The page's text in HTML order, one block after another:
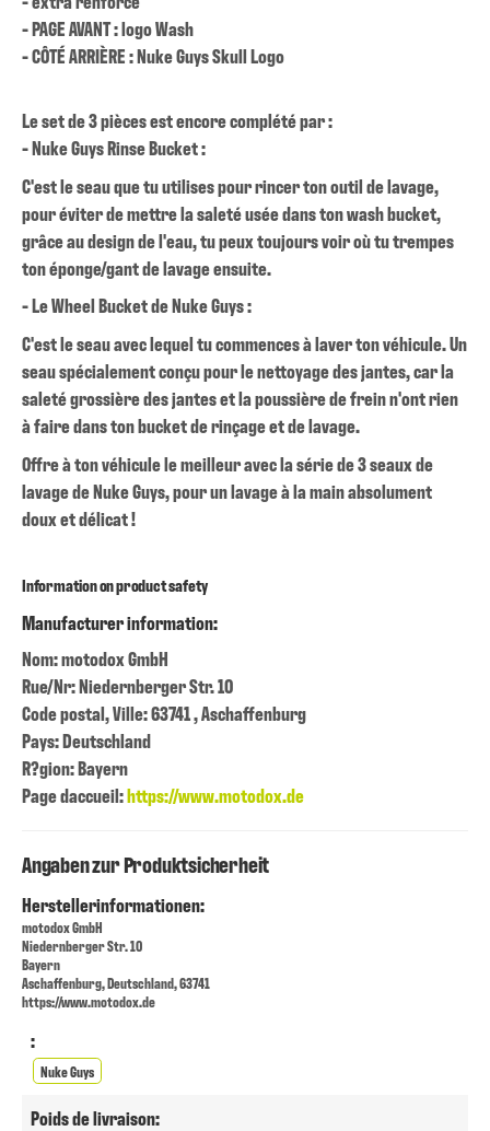
- PAGE AVANT : logo Wash
- CÔTÉ ARRIÈRE : Nuke Guys Skull Logo
Le set de 3 pièces est encore complété par :
- Nuke Guys Rinse Bucket :
C'est le seau que tu utilises pour rincer ton outil de lavage,
pour éviter de mettre la saleté usée dans ton wash bucket,
grâce au design de l'eau, tu peux toujours voir où tu trempes
ton éponge/gant de lavage ensuite.
- Le Wheel Bucket de Nuke Guys :
C'est le seau avec lequel tu commences à laver ton véhicule. Un
seau spécialement conçu pour le nettoyage des jantes, car la
saleté grossière des jantes et la poussière de frein n'ont rien
à faire dans ton bucket de rinçage et de lavage.
Offre à ton véhicule le meilleur avec la série de 3 seaux de
lavage de Nuke Guys, pour un lavage à la main absolument
doux et délicat !
Information on product safety
Manufacturer information:
Nom: motodox GmbH
Rue/Nr: Niedernberger Str. 10
Code postal, Ville: 63741 , Aschaffenburg
Pays: Deutschland
R?gion: Bayern
Page daccueil:https://www.motodox.de
Angaben zur Produktsicherheit
Herstellerinformationen:
motodox GmbH
Niedernberger Str. 10
Bayern
Aschaffenburg, Deutschland, 63741
https://www.motodox.de
:
Nuke Guys
Poids de livraison: